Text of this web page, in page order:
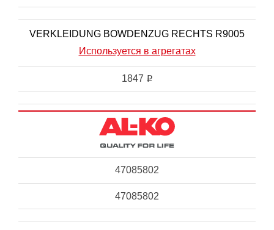
VERKLEIDUNG BOWDENZUG RECHTS R9005
Используется в агрегатах
1847 i
47085802
47085802